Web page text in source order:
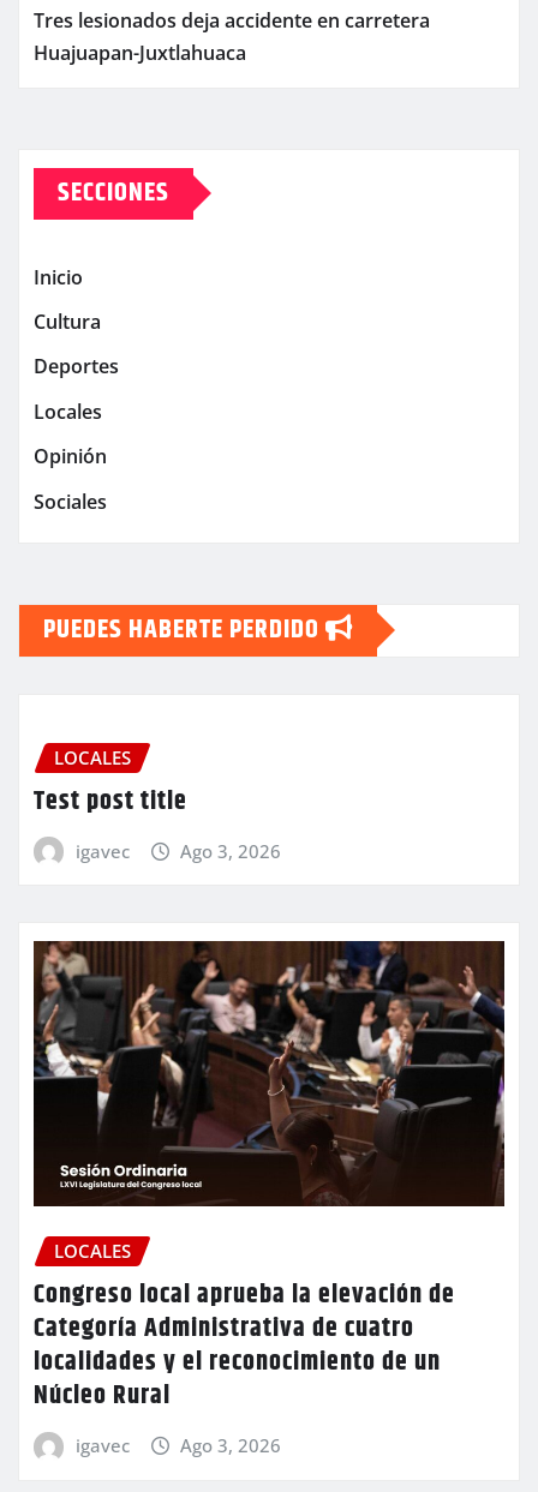
Tres lesionados deja accidente en carretera
Huajuapan-Juxtlahuaca
SECCIONES
Inicio
Cultura
Deportes
Locales
Opinión
Sociales
PUEDES HABERTE PERDIDO
LOCALES
Test post title
igavec Ago 3, 2026
LOCALES
Congreso local aprueba la elevación de
Categoría Administrativa de cuatro
localidades y el reconocimiento de un
Núcleo Rural
igavec Ago 3, 2026